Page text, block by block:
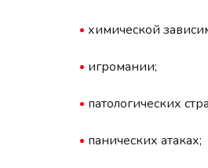
химической
игромании;
патологических
панических атаках;